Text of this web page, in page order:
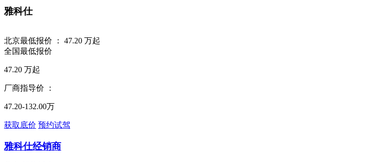
雅科仕
北京最低报价 ： 47.20 万起
全国最低报价
47.20 万起
厂商指导价 ：
47.20-132.00万
获取底价 预约试驾
雅科仕经销商